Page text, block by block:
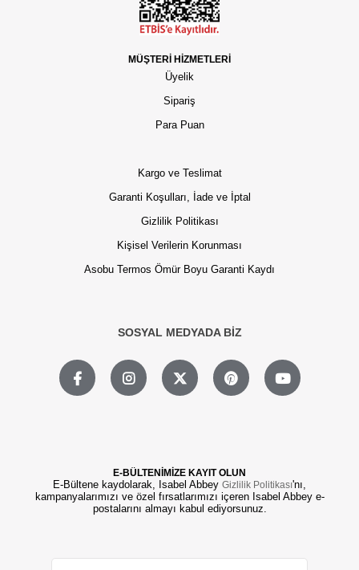
MÜŞTERİ HİZMETLERİ
Üyelik
Sipariş
Para Puan
Kargo ve Teslimat
Garanti Koşulları, İade ve İptal
Gizlilik Politikası
Kişisel Verilerin Korunması
Asobu Termos Ömür Boyu Garanti Kaydı
SOSYAL MEDYADA BİZ
E-BÜLTENİMİZE KAYIT OLUN
E-Bültene kaydolarak, Isabel Abbey Gizlilik Politikası'nı,
kampanyalarımızı ve özel fırsatlarımızı içeren Isabel Abbey e-
postalarını almayı kabul ediyorsunuz.